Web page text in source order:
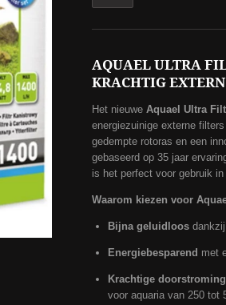
AQUAEL ULTRA
KRACHTIG
Het nieuwe Aquael Ultra
energiezuinige externe
gedempte rotoras en een
gebaseerd op 35 jaar
is het perfect voor gebruik
Waarom kiezen voor
Bijna geluidloosdankzij
Energiebesparend met
Krachtige doorstroming
voor aquaria van 250 tot